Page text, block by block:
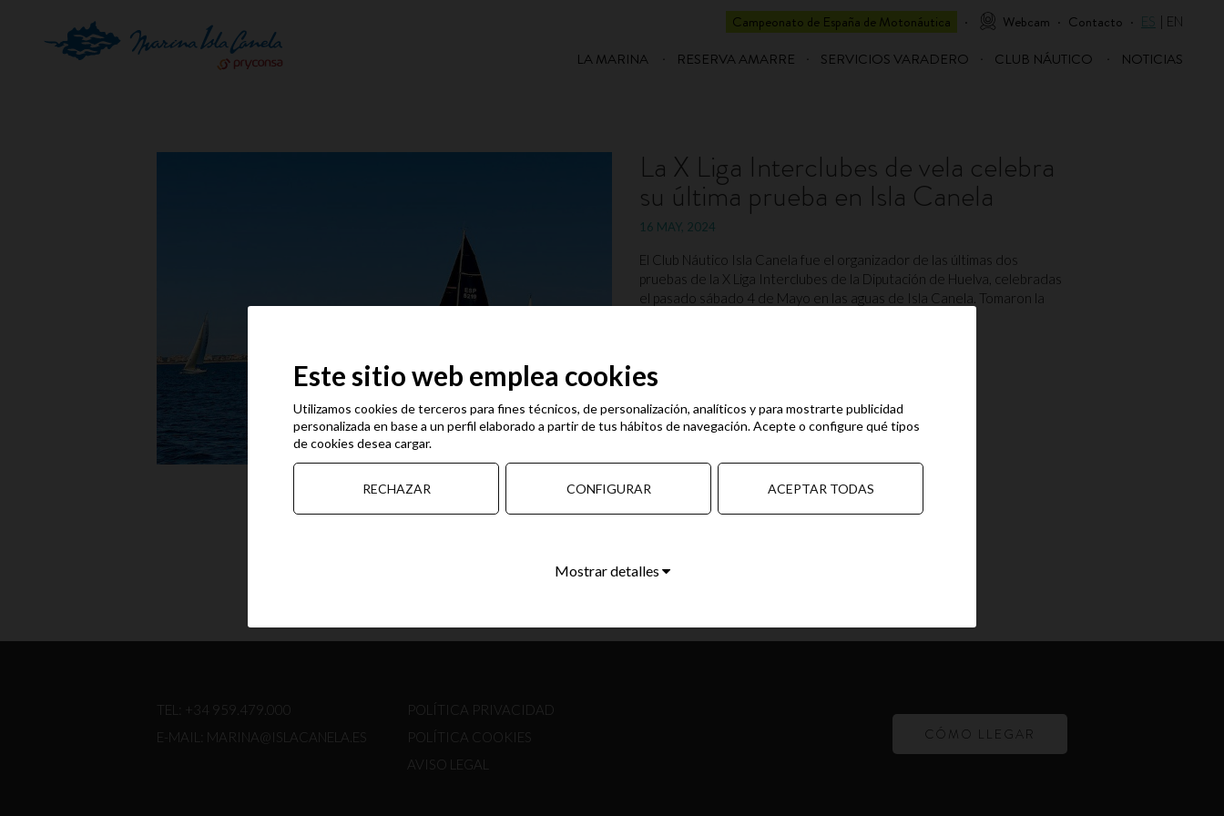
Campeonato de España de Motonáutica Webcam Contacto ES EN
LA MARINA RESERVA AMARRE SERVICIOS VARADERO CLUB NÁUTICO NOTICIAS
La X Liga Interclubes de vela celebra
su última prueba en Isla Canela
16 MAY, 2024
El Club Náutico Isla Canela fue el organizador de las últimas dos
pruebas de la X Liga Interclubes de la Diputación de Huelva, celebradas
el pasado sábado 4 de Mayo en las aguas de Isla Canela. Tomaron la
VER MÁS
TEL: +34 959.479.000
E-MAIL: MARINA@ISLACANELA.ES
POLÍTICA PRIVACIDAD
POLÍTICA COOKIES
AVISO LEGAL
CÓMO LLEGAR
Este sitio web emplea cookies
Utilizamos cookies de terceros para fines técnicos, de personalización, analíticos y para mostrarte publicidad
personalizada en base a un perfil elaborado a partir de tus hábitos de navegación. Acepte o configure qué tipos
de cookies desea cargar.
RECHAZAR CONFIGURAR ACEPTAR TODAS
Mostrar detalles